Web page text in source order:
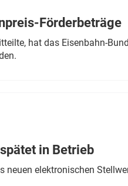
& Ausrüstung
Förderbeträge
hat das Eisenbahn-
in Betrieb
neuen elektronischen